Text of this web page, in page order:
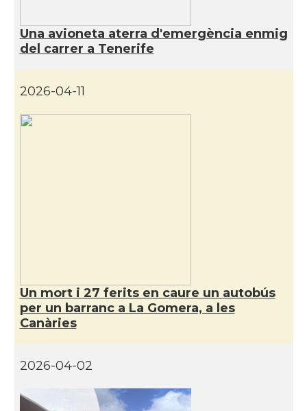
Una avioneta aterra d'emergència enmig
del carrer a Tenerife
2026-04-11
Un mort i 27 ferits en caure un autobús
per un barranc a La Gomera, a les
Canàries
2026-04-02